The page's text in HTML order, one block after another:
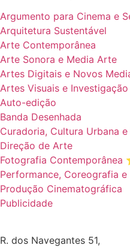
Argumento para Cinema e
Arquitetura Sustentável
Arte Contemporânea
Arte Sonora e Media Arte
Artes Digitais e Novos
Artes Visuais e Investigação
Auto-edição
Banda Desenhada
Curadoria, Cultura Urbana
Direção de Arte
Fotografia Contemporânea
Performance, Coreografia
Produção Cinematográfica
Publicidade
R. dos Navegantes 51,